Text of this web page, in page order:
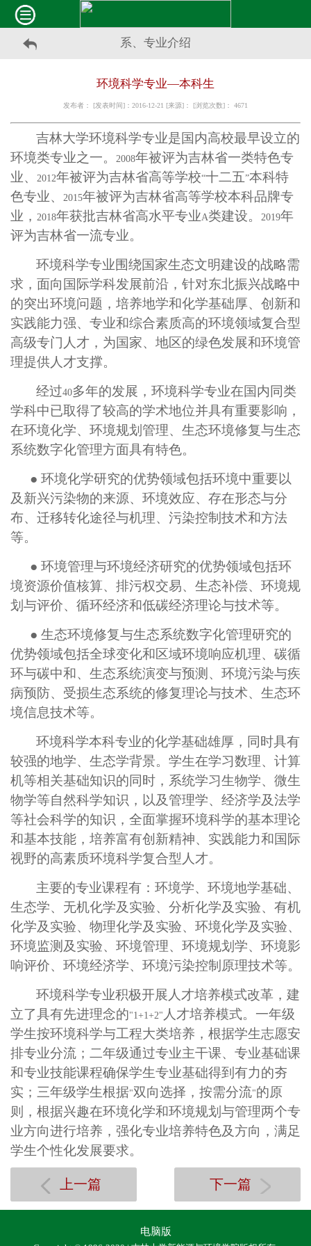
系、专业介绍
环境科学专业—本科生
发布者： [发表时间]：2016-12-21 [来源]： [浏览次数]： 4671
吉林大学环境科学专业是国内高校最早设立的
环境类专业之一。
2008年被评为吉林省一类特色专
业、
2012年被评为吉林省高等学校“十二五”本科特
色专业、
2015年被评为吉林省高等学校本科品牌专
业， 2018年获批吉林省高水平专业A类建设。 2019年
评为吉林省一流专业。
环境科学专业围绕国家生态文明建设的战略需
求，面向国际学科发展前沿，针对东北振兴战略中
的突出环境问题，培养地学和化学基础厚、创新和
实践能力强、专业和综合素质高的环境领域复合型
高级专门人才，为国家、地区的绿色发展和环境管
理提供人才支撑。
经过40多年的发展，环境科学专业在国内同类
学科中已取得了较高的学术地位并具有重要影响，
在环境化学、环境规划管理、生态环境修复与生态
系统数字化管理方面具有特色。
● 环境化学研究的优势领域包括环境中重要以
及新兴污染物的来源、环境效应、存在形态与分
布、迁移转化途径与机理、污染控制技术和方法
等。
● 环境管理与环境经济研究的优势领域包括环
境资源价值核算、排污权交易、生态补偿、环境规
划与评价、循环经济和低碳经济理论与技术等。
● 生态环境修复与生态系统数字化管理研究的
优势领域包括全球变化和区域环境响应机理、碳循
环与碳中和、生态系统演变与预测、环境污染与疾
病预防、受损生态系统的修复理论与技术、生态环
境信息技术等。
环境科学本科专业的化学基础雄厚，同时具有
较强的地学、生态学背景。学生在学习数理、计算
机等相关基础知识的同时，系统学习生物学、微生
物学等自然科学知识，以及管理学、经济学及法学
等社会科学的知识，全面掌握环境科学的基本理论
和基本技能，培养富有创新精神、实践能力和国际
视野的高素质环境科学复合型人才。
主要的专业课程有：环境学、环境地学基础、
生态学、无机化学及实验、分析化学及实验、有机
化学及实验、物理化学及实验、环境化学及实验、
环境监测及实验、环境管理、环境规划学、环境影
响评价、环境经济学、环境污染控制原理技术等。
环境科学专业积极开展人才培养模式改革，建
立了具有先进理念的"1+1+2" 人才培养模式。一年级
学生按环境科学与工程大类培养，根据学生志愿安
排专业分流；二年级通过专业主干课、专业基础课
和专业技能课程确保学生专业基础得到有力的夯
实；三年级学生根据"双向选择，按需分流"的原
则，根据兴趣在环境化学和环境规划与管理两个专
业方向进行培养，强化专业培养特色及方向，满足
学生个性化发展要求。
上一篇 下一篇
电脑版